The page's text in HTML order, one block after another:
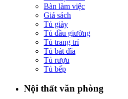
Bàn làm việc
Giá sách
Tủ giày
Tủ đầu giường
Tủ trang trí
Tủ bát đĩa
Tủ rượu
Tủ bếp
Nội thất văn phòng